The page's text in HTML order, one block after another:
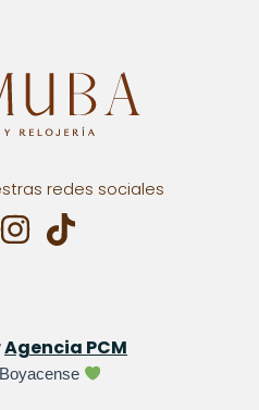
redes sociales
Agencia PCM